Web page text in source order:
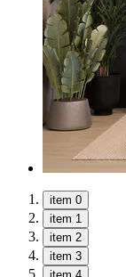
item 0
item 1
item 2
item 3